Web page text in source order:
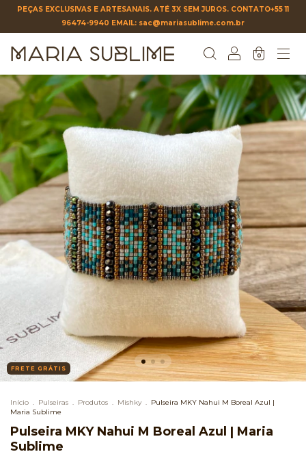
PEÇAS EXCLUSIVAS E ARTESANAIS. ATÉ 3X SEM JUROS. CONTATO+55 11
96474-9940 EMAIL: sac@mariasublime.com.br
0
FRETE GRÁTIS
Início . Pulseiras . Produtos . Mishky . Pulseira MKY Nahui M Boreal Azul |
Maria Sublime
Pulseira MKY Nahui M Boreal Azul | Maria
Sublime